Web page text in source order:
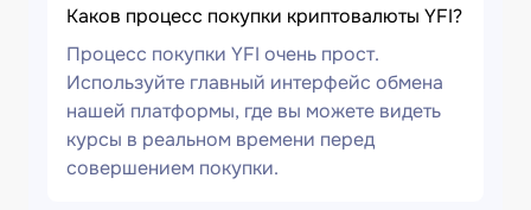
Каков процесс покупки криптовалюты YFI?
Процесс покупки YFI очень прост.
Используйте главный интерфейс обмена
нашей платформы, где вы можете видеть
курсы в реальном времени перед
совершением покупки.